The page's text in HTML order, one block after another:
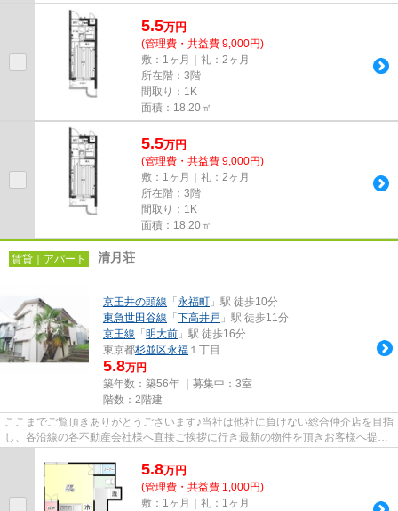
5.5万円
(管理費・共益費 9,000円)
敷：1ヶ月｜礼：2ヶ月
所在階：3階
間取り：1K
面積：18.20㎡
5.5万円
(管理費・共益費 9,000円)
敷：1ヶ月｜礼：2ヶ月
所在階：3階
間取り：1K
面積：18.20㎡
賃貸｜アパート 清月荘
京王井の頭線 「 永福町 」駅 徒歩10分
東急世田谷線 「 下高井戸 」駅 徒歩11分
京王線 「 明大前 」駅 徒歩16分
東京都杉並区永福 １丁目
5.8万円
築年数：築56年 ｜募集中： 3室
階数：2階建
ここまでご覧頂きありがとうございます♪当社は他社に負けない総合仲介店を目指
し、各沿線の各不動産会社様へ直接ご挨拶に行き最新の物件を頂きお客様へ提供
5.8万円
(管理費・共益費 1,000円)
敷：1ヶ月｜礼：1ヶ月